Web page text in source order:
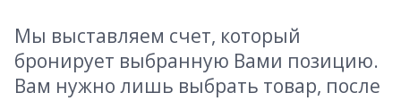
Мы выставляем счет, который
бронирует выбранную Вами позицию.
Вам нужно лишь выбрать товар, после